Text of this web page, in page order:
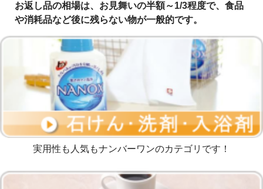
お返し品の相場は、お見舞いの半額～1/3程度で、食品
や消耗品など後に残らない物が一般的です。
実用性も人気もナンバーワンのカテゴリです！